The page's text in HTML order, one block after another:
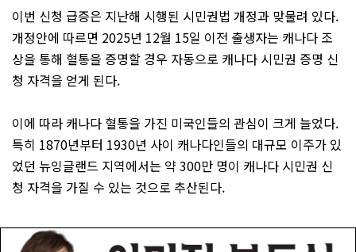
이번 신청 급증은 지난해 시행된 시민권법 개정과 맞물려 있다.
개정안에 따르면 2025년 12월 15일 이전 출생자는 캐나다 조
상을 통해 혈통을 증명할 경우 자동으로 캐나다 시민권 증명 신
청 자격을 얻게 된다.
이에 따라 캐나다 혈통을 가진 미국인들의 관심이 크게 늘었다.
특히 1870년부터 1930년 사이 캐나다인들의 대규모 이주가 있
었던 뉴잉글랜드 지역에서는 약 300만 명이 캐나다 시민권 신
청 자격을 가질 수 있는 것으로 추산된다.